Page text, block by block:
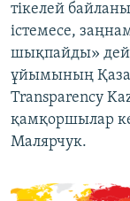
тікелей
істемесе,
шықпайды»
ұйымының
Transparency
қамқоршылар
Малярчук.